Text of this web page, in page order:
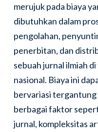
merujuk pada biaya
dibutuhkan dalam
pengolahan,
penerbitan, dan
sebuah jurnal ilmiah
nasional. Biaya ini
bervariasi tergantung
berbagai faktor
jurnal, kompleksitas